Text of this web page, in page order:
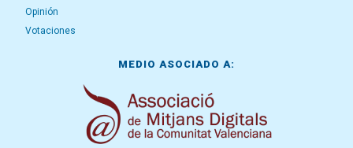
Opinión
Votaciones
MEDIO ASOCIADO A: